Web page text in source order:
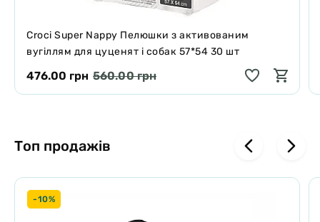
Croci Super Nappy Пелюшки з активованим
вугіллям для цуценят і собак 57*54 30 шт
476.00 грн 560.00 грн
Топ продажів
-10%